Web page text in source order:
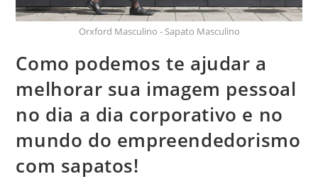
Orxford Masculino - Sapato Masculino
Como podemos te ajudar a
melhorar sua imagem pessoal
no dia a dia corporativo e no
mundo do empreendedorismo
com sapatos!